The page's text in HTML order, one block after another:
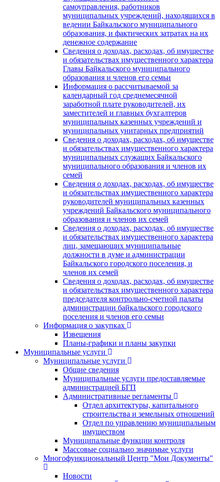
самоуправления, работников
муниципальных учреждений, находящихся в
ведении Байкальского муниципального
образования, и фактических затратах на их
денежное содержание
Сведения о доходах, расходах, об имуществе
и обязательствах имущественного характера
Главы Байкальского муниципального
образования и членов его семьи
Информация о рассчитываемой за
календарный год среднемесячной
заработной плате руководителей, их
заместителей и главных бухгалтеров
муниципальных казенных учреждений и
муниципальных унитарных предприятий
Сведения о доходах, расходах, об имуществе
и обязательствах имущественного характера
муниципальных служащих Байкальского
муниципального образования и членов их
семей
Сведения о доходах, расходах, об имуществе
и обязательствах имущественного характера
руководителей муниципальных казенных
учреждений Байкальского муниципального
образования и членов их семей
Сведения о доходах, расходах, об имуществе
и обязательствах имущественного характера
лиц, замещающих муниципальные
должности в думе и администрации
Байкальского городского поселения, и
членов их семей
Сведения о доходах, расходах, об имуществе
и обязательствах имущественного характера
председателя контрольно-счетной палаты
администрации байкальского городского
поселения и членов его семьи
Информация о закупках
Извещения
Планы-графики и планы закупки
Муниципальные услуги
Муниципальные услуги
Общие сведения
Муниципальные услуги предоставляемые
администрацией БГП
Административные регламенты
Отдел архитектуры, капитального
строительства и земельных отношений
Отдел по управлению муниципальным
имуществом
Муниципальные функции контроля
Массовые социально значимые услуги
Многофункциональный Центр "Мои Документы"
Новости